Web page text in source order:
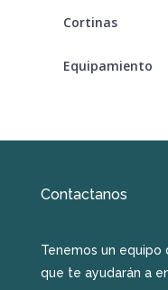
Cortinas
Equipamiento
Contactanos
Tenemos un
que te ayudarán a